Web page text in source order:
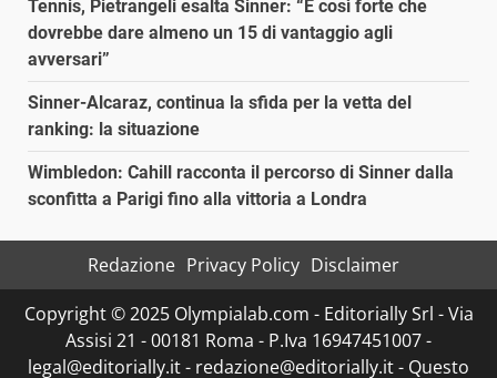
Tennis, Pietrangeli esalta Sinner: “È così forte che
dovrebbe dare almeno un 15 di vantaggio agli
avversari”
Sinner-Alcaraz, continua la sfida per la vetta del
ranking: la situazione
Wimbledon: Cahill racconta il percorso di Sinner dalla
sconfitta a Parigi fino alla vittoria a Londra
Redazione Privacy Policy Disclaimer
Copyright © 2025 Olympialab.com - Editorially Srl - Via
Assisi 21 - 00181 Roma - P.Iva 16947451007 -
legal@editorially.it - redazione@editorially.it - Questo